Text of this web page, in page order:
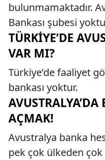
bulunmamaktadır.
Bankası şubesi
TÜRKIYE’DE
VAR MI?
Türkiye’de faaliyet
bankası yoktur.
AÇMAK!
Avustralya banka
pek çok ülkeden çok